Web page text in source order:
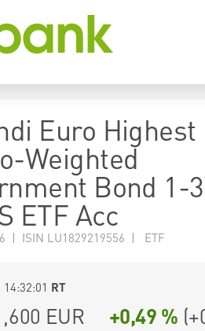
Euro Highest
Weighted
Bond 1-
ETF Acc
| ISIN LU1829219556 | ETF
RT
EUR +0,49 % (